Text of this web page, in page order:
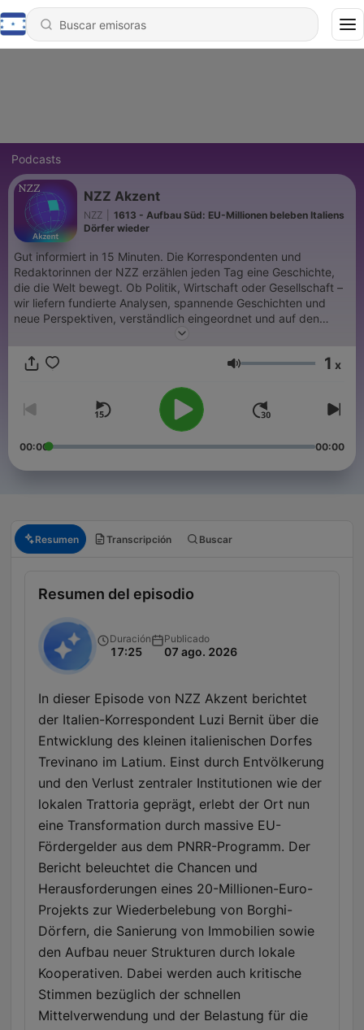
Podcasts
NZZ Akzent
NZZ
1613 - Aufbau Süd: EU-Millionen beleben Italiens
Dörfer wieder
Gut informiert in 15 Minuten. Die Korrespondenten und
Redaktorinnen der NZZ erzählen jeden Tag eine Geschichte,
die die Welt bewegt. Ob Politik, Wirtschaft oder Gesellschaft –
wir liefern fundierte Analysen, spannende Geschichten und
neue Perspektiven, verständlich eingeordnet und auf den
Punkt gebracht. Das ist «NZZ Akzent» – immer montags bis
exklusive Extrafolge - unsere Korrespondenten berichten von
Volumen 1 x
00:00 00:00
Resumen Transcripción Buscar
Resumen del episodio
Duración
17:25
Publicado
07 ago. 2026
In dieser Episode von NZZ Akzent berichtet
der Italien-Korrespondent Luzi Bernit über die
Entwicklung des kleinen italienischen Dorfes
Trevinano im Latium. Einst durch Entvölkerung
und den Verlust zentraler Institutionen wie der
lokalen Trattoria geprägt, erlebt der Ort nun
eine Transformation durch massive EU-
Fördergelder aus dem PNRR-Programm. Der
Bericht beleuchtet die Chancen und
Herausforderungen eines 20-Millionen-Euro-
Projekts zur Wiederbelebung von Borghi-
Dörfern, die Sanierung von Immobilien sowie
den Aufbau neuer Strukturen durch lokale
Kooperativen. Dabei werden auch kritische
Stimmen bezüglich der schnellen
Mittelverwendung und der Belastung für die